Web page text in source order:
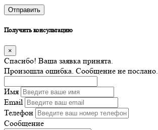
Отправить
Получить консультацию
×
Спасибо! Ваша заявка принята.
Произошла ошибка. Сообщение не послано.
Имя
Email
Телефон
Сообщение